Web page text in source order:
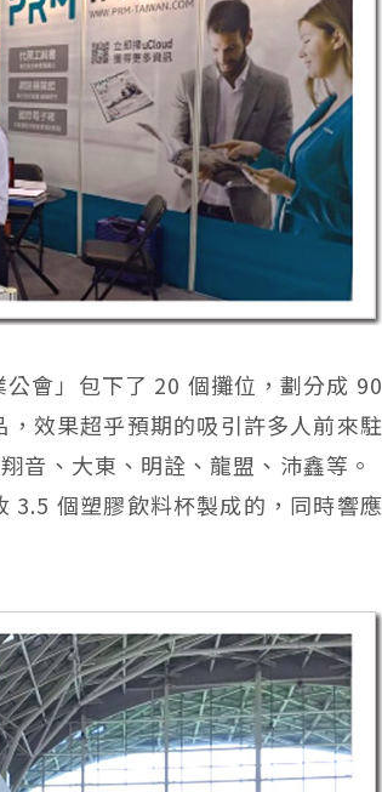
會」包下了 20 個攤位，劃分成 90
效果超乎預期的吸引許多人前來駐
音、大東、明詮、龍盟、沛鑫等。
3.5 個塑膠飲料杯製成的，同時響應